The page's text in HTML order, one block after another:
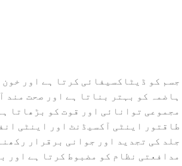
جسم کو ڈیٹاکسیفائی کرتا ہے اور خون
ہاضمہ کو بہتر بناتا ہے اور صحت مند
مجموعی توانائی اور قوت کو بڑھاتا
طاقتور اینٹی آکسیڈنٹ اور اینٹی
جلد کی تجدید اور جوانی برقرار
مدافعتی نظام کو مضبوط کرتا ہے اور